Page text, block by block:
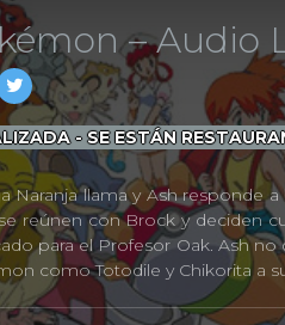
– Audio
- SE ESTÁN
Naranja llama y Ash responde
reúnen con Brock y deciden
para el Profesor Oak. Ash
como Totodile y Chikorita a